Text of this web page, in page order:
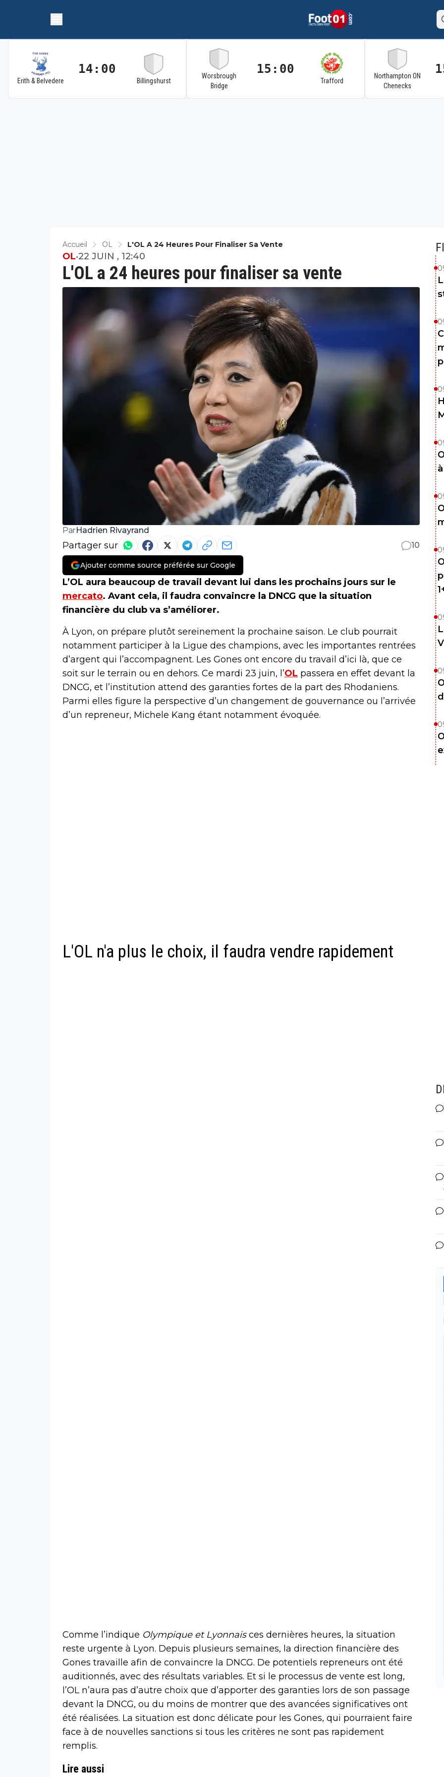
Erith & Belvedere
14:00
Billingshurst
Worsbrough
Bridge
15:00
Trafford
Northampton ON
Chenecks
Accueil OL L'OL A 24 Heures Pour Finaliser Sa Vente
L'OL a 24 heures pour finaliser sa vente
OL•22 JUIN , 12:40
ParHadrien Rivayrand
Partager sur 10
Ajouter comme source préférée sur Google
L’OL aura beaucoup de travail devant lui dans les prochains jours sur le
mercato. Avant cela, il faudra convaincre la DNCG que la situation
financière du club va s’améliorer.
À Lyon, on prépare plutôt sereinement la prochaine saison. Le club pourrait
notamment participer à la Ligue des champions, avec les importantes rentrées
d’argent qui l’accompagnent. Les Gones ont encore du travail d’ici là, que ce
soit sur le terrain ou en dehors. Ce mardi 23 juin, l’OL passera en effet devant la
DNCG, et l’institution attend des garanties fortes de la part des Rhodaniens.
Parmi elles figure la perspective d’un changement de gouvernance ou l’arrivée
d’un repreneur, Michele Kang étant notamment évoquée.
L'OL n'a plus le choix, il faudra vendre rapidement
Comme l’indique Olympique et Lyonnaisces dernières heures, la situation
reste urgente à Lyon. Depuis plusieurs semaines, la direction financière des
Gones travaille afin de convaincre la DNCG. De potentiels repreneurs ont été
auditionnés, avec des résultats variables. Et si le processus de vente est long,
l’OL n’aura pas d’autre choix que d’apporter des garanties lors de son passage
devant la DNCG, ou du moins de montrer que des avancées significatives ont
été réalisées. La situation est donc délicate pour les Gones, qui pourraient faire
face à de nouvelles sanctions si tous les critères ne sont pas rapidement
remplis.
Lire aussi